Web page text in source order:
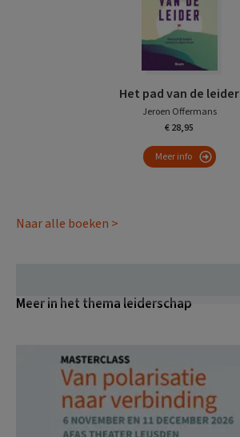
Het pad van de leider
Jeroen Offermans
€ 28,95
Meer info
Naar alle boeken >
Meer in het thema leiderschap